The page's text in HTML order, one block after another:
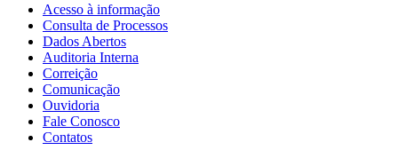
Acesso à informação
Consulta de Processos
Dados Abertos
Auditoria Interna
Correição
Comunicação
Ouvidoria
Fale Conosco
Contatos